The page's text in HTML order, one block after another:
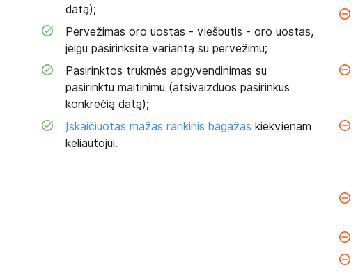
datą);
Pervežimas oro uostas - viešbutis - oro uostas,
jeigu pasirinksite variantą su pervežimu;
Pasirinktos trukmės apgyvendinimas su
pasirinktu maitinimu (atsivaizduos pasirinkus
konkrečią datą);
Įskaičiuotas mažas rankinis bagažas kiekvienam
keliautojui.